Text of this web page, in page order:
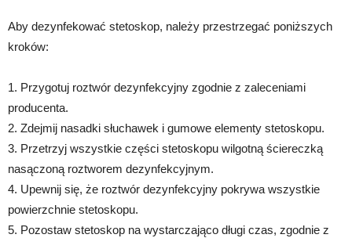
Aby dezynfekować stetoskop, należy przestrzegać poniższych
kroków:
1. Przygotuj roztwór dezynfekcyjny zgodnie z zaleceniami
producenta.
2. Zdejmij nasadki słuchawek i gumowe elementy stetoskopu.
3. Przetrzyj wszystkie części stetoskopu wilgotną ściereczką
nasączoną roztworem dezynfekcyjnym.
4. Upewnij się, że roztwór dezynfekcyjny pokrywa wszystkie
powierzchnie stetoskopu.
5. Pozostaw stetoskop na wystarczająco długi czas, zgodnie z